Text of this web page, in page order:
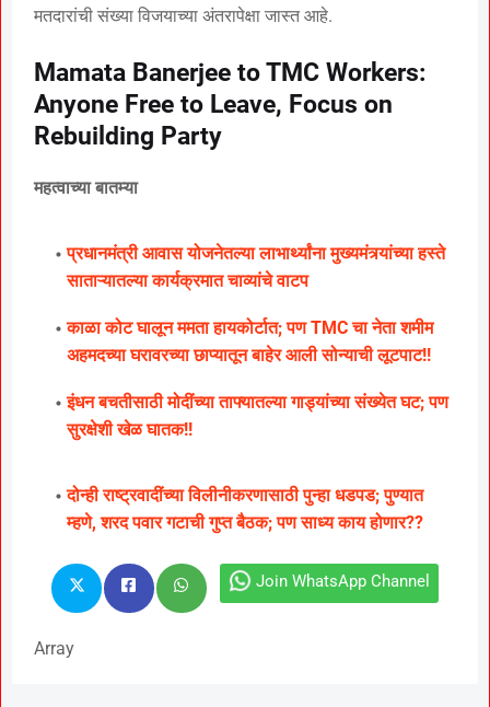
मतदारांची संख्या विजयाच्या अंतरापेक्षा जास्त आहे.
Mamata Banerjee to TMC Workers:
Anyone Free to Leave, Focus on
Rebuilding Party
महत्वाच्या बातम्या
प्रधानमंत्री आवास योजनेतल्या लाभार्थ्यांना मुख्यमंत्र्यांच्या हस्ते
साताऱ्यातल्या कार्यक्रमात चाव्यांचे वाटप
काळा कोट घालून ममता हायकोर्टात; पण TMC चा नेता शमीम
अहमदच्या घरावरच्या छाप्यातून बाहेर आली सोन्याची लूटपाट!!
इंधन बचतीसाठी मोदींच्या ताफ्यातल्या गाड्यांच्या संख्येत घट; पण
सुरक्षेशी खेळ घातक!!
दोन्ही राष्ट्रवादींच्या विलीनीकरणासाठी पुन्हा धडपड; पुण्यात
म्हणे, शरद पवार गटाची गुप्त बैठक; पण साध्य काय होणार??
Join WhatsApp Channel
Array